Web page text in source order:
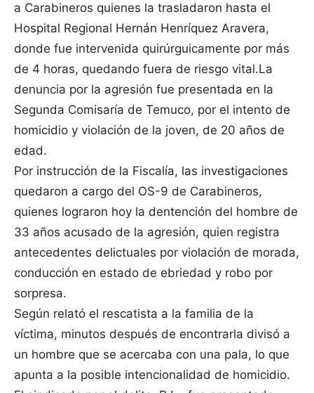
a Carabineros quienes la trasladaron hasta el
Hospital Regional Hernán Henríquez Aravera,
donde fue intervenida quirúrguicamente por más
de 4 horas, quedando fuera de riesgo vital.La
denuncia por la agresión fue presentada en la
Segunda Comisaría de Temuco, por el intento de
homicidio y violación de la joven, de 20 años de
edad.
Por instrucción de la Fiscalía, las investigaciones
quedaron a cargo del OS-9 de Carabineros,
quienes lograron hoy la dentención del hombre de
33 años acusado de la agresión, quien registra
antecedentes delictuales por violación de morada,
conducción en estado de ebriedad y robo por
sorpresa.
Según relató el rescatista a la familia de la
víctima, minutos después de encontrarla divisó a
un hombre que se acercaba con una pala, lo que
apunta a la posible intencionalidad de homicidio.